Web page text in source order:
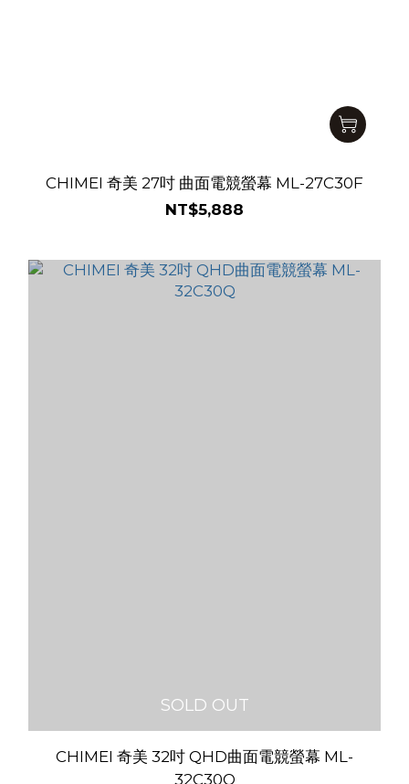
CHIMEI 奇美 27吋 曲面電競螢幕 ML-27C30F
NT$5,888
SOLD OUT
CHIMEI 奇美 32吋 QHD曲面電競螢幕 ML-
32C30Q